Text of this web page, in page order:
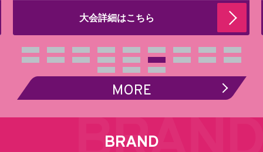
大会詳細はこちら
MORE
BRAND